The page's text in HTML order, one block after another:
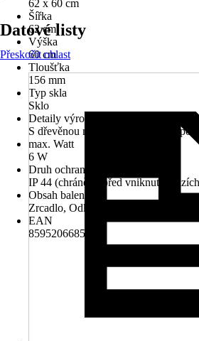
62 x 60 cm
Šířka
62 cm
Výška
60 cm
Tloušťka
156 mm
Typ skla
Sklo
Detaily výrobku
S dřevěnou nosnou konstrukcí, S
max. Watt
6 W
Druh ochrany
IP 44 (chráněno před vniknutím
Obsah balení
Zrcadlo, Odkládací přihrádka
EAN
8595206685202
Datové listy
Přeskočit oblast